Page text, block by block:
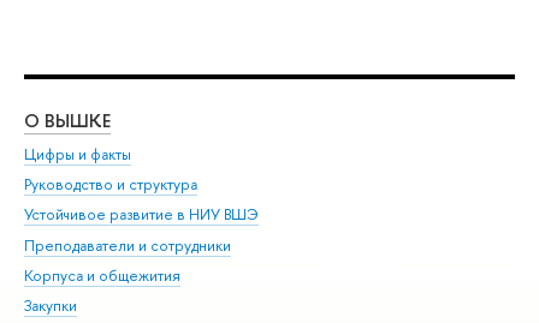
О ВЫШКЕ
Цифры и факты
Руководство и структура
Устойчивое развитие в НИУ ВШЭ
Преподаватели и сотрудники
Корпуса и общежития
Закупки